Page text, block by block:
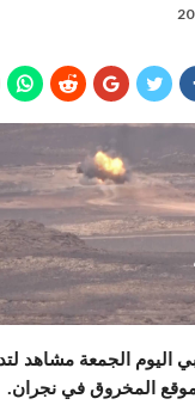
اليوم الجمعة مشاهد
المخروق في نجران.